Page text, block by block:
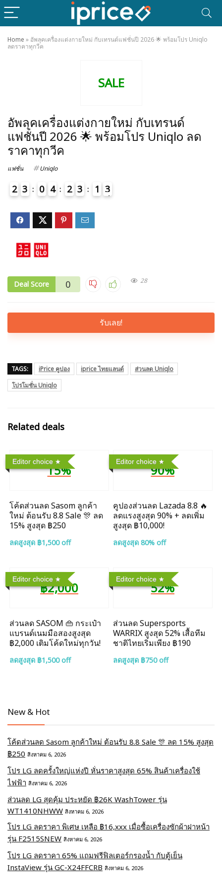
Home » อัพลุคเครื่องแต่งกายใหม่ กับเทรนด์แฟชั่นปี 2026 🌟 พร้อมโปร Uniqlo
ลดราคาทุกวีค
SALE
อัพลุคเครื่องแต่งกายใหม่ กับเทรนด์
แฟชั่นปี 2026 🌟 พร้อมโปร Uniqlo ลด
ราคาทุกวีค
แฟชั่น Uniqlo
2 3 0 4 2 3 1 3
Deal Score 0 28
รับเลย!
TAGS: iPrice คูปอง iprice ไทยแลนด์
ส่วนลด Uniqlo
โปรโมชั่น Uniqlo
Related deals
Editor choice
15%
โค้ดส่วนลด Sasom ลูกค้า
ใหม่ ต้อนรับ 8.8 Sale 🎊 ลด
15% สูงสุด ฿250
ลดสูงสุด ฿1,500 off
Editor choice
90%
คูปองส่วนลด Lazada 8.8 🔥
ลดแรงสูงสุด 90% + ลดเพิ่ม
สูงสุด ฿10,000!
ลดสูงสุด 80% off
Editor choice
฿2,000
ส่วนลด SASOM 👜 กระเป๋า
แบรนด์เนมมือสองสูงสุด
฿2,000 เติมโค้ดใหม่ทุกวัน!
ลดสูงสุด ฿1,500 off
Editor choice
52%
ส่วนลด Supersports
WARRIX สูงสุด 52% เสื้อทีม
ชาติไทยเริ่มเพียง ฿190
ลดสูงสุด ฿750 off
New & Hot
โค้ดส่วนลด Sasom ลูกค้าใหม่ ต้อนรับ 8.8 Sale 🎊 ลด 15% สูงสุด
฿250 สิงหาคม 6, 2026
โปร LG ลดครั้งใหญ่แห่งปี หั่นราคาสูงสุด 65% สินค้าเครื่องใช้
ไฟฟ้า สิงหาคม 6, 2026
ส่วนลด LG สุดคุ้ม ประหยัด ฿26K WashTower รุ่น
WT1410NHWW สิงหาคม 6, 2026
โปร LG ลดราคา พิเศษ เหลือ ฿16,xxx เมื่อซื้อเครื่องซักผ้าฝาหน้า
รุ่น F2515SNEW สิงหาคม 6, 2026
โปร LG ลดราคา 65% แถมฟรีฟิลเตอร์กรองน้ำ กับตู้เย็น
InstaView รุ่น GC-X24FFCRB สิงหาคม 6, 2026